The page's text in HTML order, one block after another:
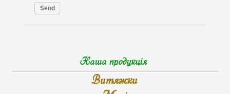
Send
Наша продукція
Витяжки